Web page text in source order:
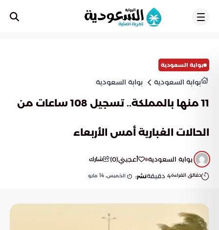
بوابة السعودية
بوابة السعودية بوابة السعودية
11 منها بالمملكة.. تسجيل 108 ساعات من
الحالات الغبارية أمس الأربعاء
بوابة السعودية أعجبني(
0
) شارك
دقائق القراءة4 دقيقةنشر: الخميس, 14 مايو